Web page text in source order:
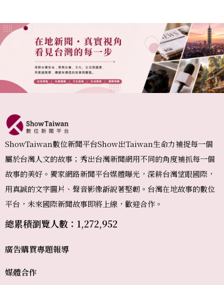
ShowTaiwan數位新聞平台Show出Taiwan生命力補捉每一個
屬於台灣人文的故事；秀出台灣新聞網用不同的角度補抓每一個
故事的美好。獨家網路新聞平台媒體曝光，深耕台灣望眼國際，
用真誠的文字圖片、聲音影像訴說著堅韌。台灣在地故事的數位
平台，未來國際新聞故事即將上線，歡迎合作。
總累積瀏覽人數：1,272,952
廣告購買
媒體合作
專題報導